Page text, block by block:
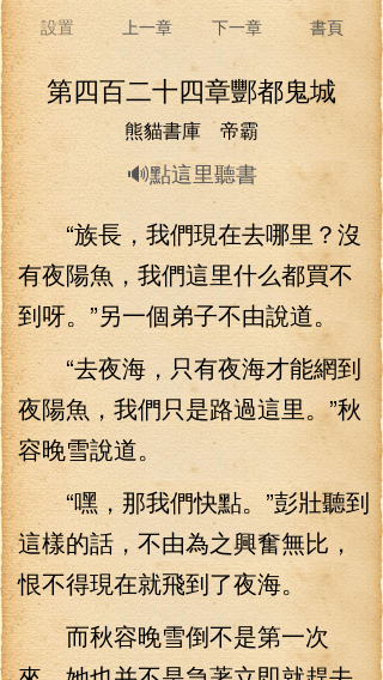
設置 上一章 下一章 書頁
第四百二十四章酆都鬼城
熊貓書庫 帝霸
🔊點這里聽書
“族長，我們現在去哪里？沒
有夜陽魚，我們這里什么都買不
到呀。”另一個弟子不由說道。
“去夜海，只有夜海才能網到
夜陽魚，我們只是路過這里。”秋
容晚雪說道。
“嘿，那我們快點。”彭壯聽到
這樣的話，不由為之興奮無比，
恨不得現在就飛到了夜海。
而秋容晚雪倒不是第一次